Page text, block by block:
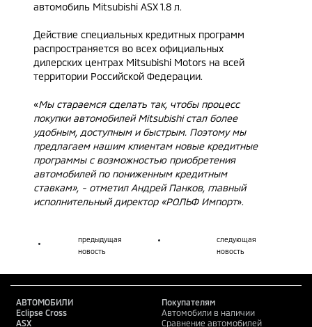
автомобиль Mitsubishi ASX 1.8 л.
Действие специальных кредитных программ
распространяется во всех официальных
дилерских центрах Mitsubishi Motors на всей
территории Российской Федерации.
«Мы стараемся сделать так, чтобы процесс
покупки автомобилей Mitsubishi стал более
удобным, доступным и быстрым. Поэтому мы
предлагаем нашим клиентам новые кредитные
программы с возможностью приобретения
автомобилей по пониженным кредитным
ставкам», - отметил Андрей Панков, главный
исполнительный директор «РОЛЬФ Импорт».
предыдущая
новость
следующая
новость
АВТОМОБИЛИ
Eclipse Cross
ASX
Покупателям
Автомобили в наличии
Сравнение автомобилей